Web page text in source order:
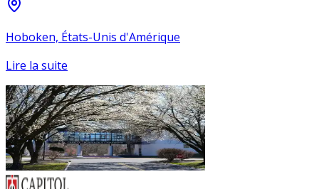
Hoboken, États-Unis d'Amérique
Lire la suite